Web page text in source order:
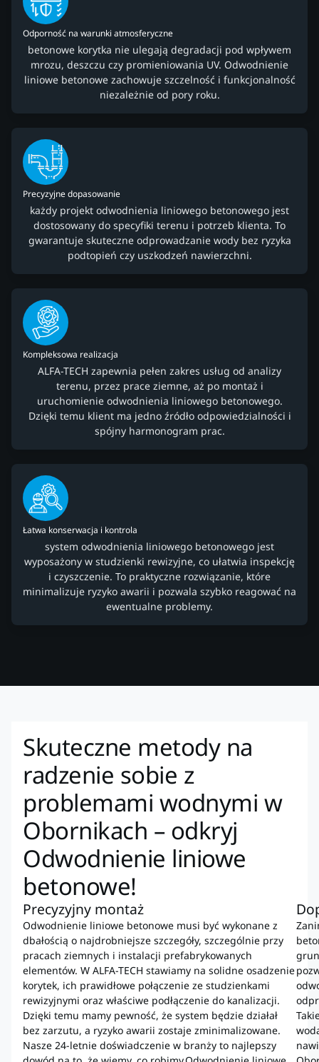
Odporność na warunki atmosferyczne
betonowe korytka nie ulegają degradacji pod wpływem
mrozu, deszczu czy promieniowania UV. Odwodnienie
liniowe betonowe zachowuje szczelność i funkcjonalność
niezależnie od pory roku.
Precyzyjne dopasowanie
każdy projekt odwodnienia liniowego betonowego jest
dostosowany do specyfiki terenu i potrzeb klienta. To
gwarantuje skuteczne odprowadzanie wody bez ryzyka
podtopień czy uszkodzeń nawierzchni.
Kompleksowa realizacja
ALFA-TECH zapewnia pełen zakres usług od analizy
terenu, przez prace ziemne, aż po montaż i
uruchomienie odwodnienia liniowego betonowego.
Dzięki temu klient ma jedno źródło odpowiedzialności i
spójny harmonogram prac.
Łatwa konserwacja i kontrola
system odwodnienia liniowego betonowego jest
wyposażony w studzienki rewizyjne, co ułatwia inspekcję
i czyszczenie. To praktyczne rozwiązanie, które
minimalizuje ryzyko awarii i pozwala szybko reagować na
ewentualne problemy.
Skuteczne metody na
radzenie sobie z
problemami wodnymi w
Obornikach – odkryj
Odwodnienie liniowe
betonowe!
Precyzyjny montaż
Odwodnienie liniowe betonowe musi być wykonane z
dbałością o najdrobniejsze szczegóły, szczególnie przy
pracach ziemnych i instalacji prefabrykowanych
elementów. W ALFA-TECH stawiamy na solidne osadzenie
korytek, ich prawidłowe połączenie ze studzienkami
rewizyjnymi oraz właściwe podłączenie do kanalizacji.
Dzięki temu mamy pewność, że system będzie działał
bez zarzutu, a ryzyko awarii zostaje zminimalizowane.
Nasze 24-letnie doświadczenie w branży to najlepszy